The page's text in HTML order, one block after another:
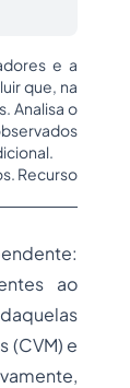
e a
que, na
Analisa o
Recurso
ao
(CVM) e